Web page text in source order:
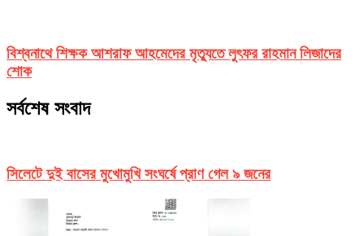
বিশ্বনাথে শিক্ষক আশরাফ আহমেদের মৃত্যুতে লুৎফর রাহমান লিজাদের
শোক
সর্বশেষ সংবাদ
সিলেটে দুই বাসের মুখোমুখি সংঘর্ষে প্রাণ গেল ৯ জনের